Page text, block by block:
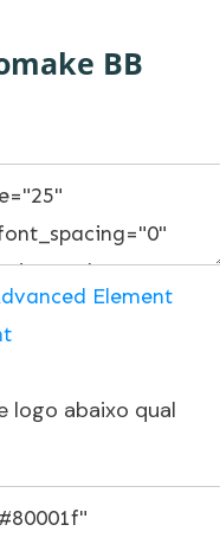
BB
Element
logo abaixo qual